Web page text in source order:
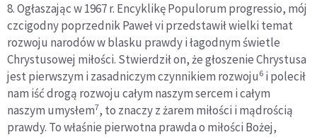
8. Ogłaszając w 1967 r. Encyklikę Populorum progressio, mój
czcigodny poprzednik Paweł vi przedstawił wielki temat
rozwoju narodów w blasku prawdy i łagodnym świetle
Chrystusowej miłości. Stwierdził on, że głoszenie Chrystusa
jest pierwszym i zasadniczym czynnikiem rozwoju6 i polecił
nam iść drogą rozwoju całym naszym sercem i całym
naszym umysłem7, to znaczy z żarem miłości i mądrością
prawdy. To właśnie pierwotna prawda o miłości Bożej,